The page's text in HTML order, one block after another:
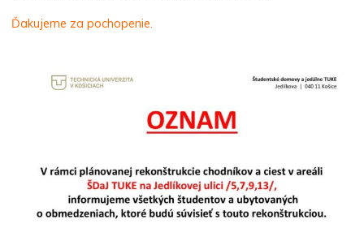
Ďakujeme za pochopenie.